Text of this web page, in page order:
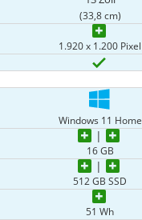
(33,8 cm)
1.920 x 1.200 Pixel
Windows 11 Home
16 GB
512 GB SSD
51 Wh